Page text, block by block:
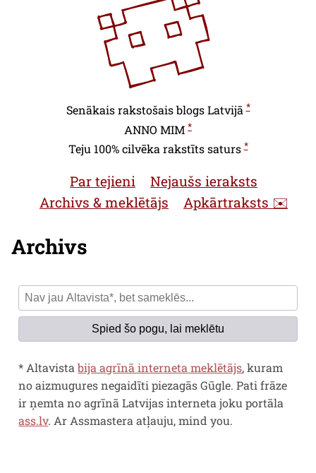
Senākais rakstošais blogs Latvijā*
ANNO MIM *
Teju 100% cilvēka rakstīts saturs*
Par tejieni
Nejaušs ieraksts
Archivs & meklētājs
Apkārtraksts ✉️
Archivs
Spied šo pogu, lai meklētu
*Altavista bija agrīnā interneta meklētājs, kuram
no aizmugures negaidīti piezagās Gūgle. Pati frāze
ir ņemta no agrīnā Latvijas interneta joku portāla
ass.lv. Ar Assmastera atļauju,mind you.